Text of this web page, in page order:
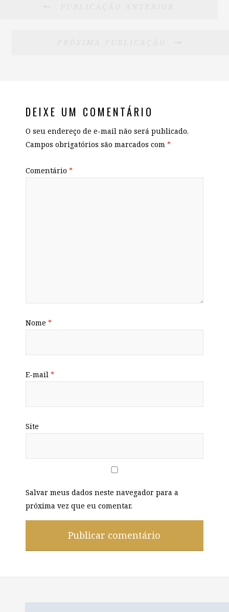
DEIXE UM COMENTÁRIO
O seu endereço de e-mail não será publicado.
Campos obrigatórios são marcados com *
Comentário *
Nome *
E-mail *
Site
Salvar meus dados neste navegador para a
próxima vez que eu comentar.